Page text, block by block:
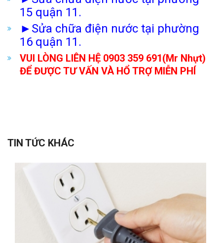
15 quận 11.
► Sửa chữa điện nước tại phường
16 quận 11.
VUI LÒNG LIÊN HỆ 0903 359 691(Mr Nhựt)
ĐỂ ĐƯỢC TƯ VẤN VÀ HỔ TRỢ MIỄN PHÍ
TIN TỨC KHÁC